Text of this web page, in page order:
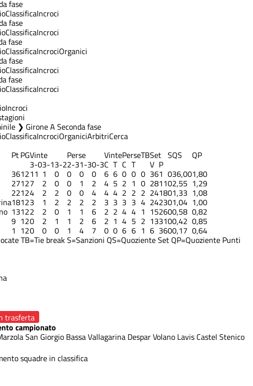
fase
ClassificaIncroci
fase
ClassificaIncroci
fase
ClassificaIncrociOrganici
fase
ClassificaIncroci
fase
ClassificaIncroci
Incroci
❯ Girone A Seconda fase
ClassificaIncrociOrganiciArbitriCerca
PtPGVinte Perse VintePerseTBSet SQS QP
3-03-13-22-31-30-3C T C T V P
361211 1 0 0 0 0 6 6 0 0 0 361 036,001,80
27127 2 0 0 1 2 4 5 2 1 0 281102,55 1,29
22124 2 2 0 0 4 4 4 2 2 2 241801,33 1,08
18123 1 2 2 2 2 3 3 3 3 4 242301,04 1,00
13122 2 0 1 1 6 2 2 4 4 1 152600,58 0,82
9 120 2 1 1 2 6 2 1 4 5 2 133100,42 0,85
1 120 0 0 1 4 7 0 0 6 6 1 6 3600,17 0,64
TB=Tie breakS=Sanzioni QS=Quoziente Set QP=Quoziente Punti
trasferta
campionato
San Giorgio Bassa Vallagarina Despar Volano Lavis Castel Stenico